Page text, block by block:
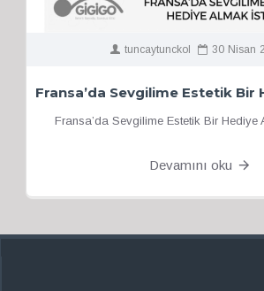
tuncaytunckol 30 Nisan
Fransa’da Sevgilime Estetik Bir Hediye
Devamını oku